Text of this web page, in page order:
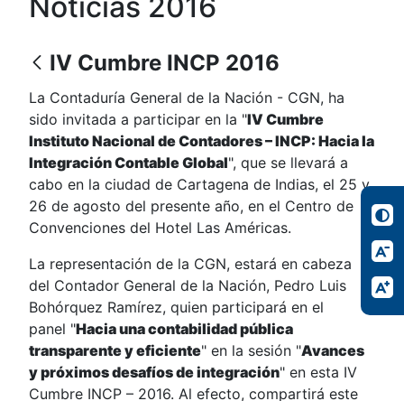
IV Cumbre INCP 2016
La Contaduría General de la Nación - CGN, ha
sido invitada a participar en la "IV Cumbre
Instituto Nacional de Contadores – INCP: Hacia la
Integración Contable Global", que se llevará a
cabo en la ciudad de Cartagena de Indias, el 25 y
26 de agosto del presente año, en el Centro de
Convenciones del Hotel Las Américas.
La representación de la CGN, estará en cabeza
del Contador General de la Nación, Pedro Luis
Bohórquez Ramírez, quien participará en el
panel "Hacia una contabilidad pública
transparente y eficiente" en la sesión "Avances
y próximos desafíos de integración" en esta IV
Cumbre INCP – 2016. Al efecto, compartirá este